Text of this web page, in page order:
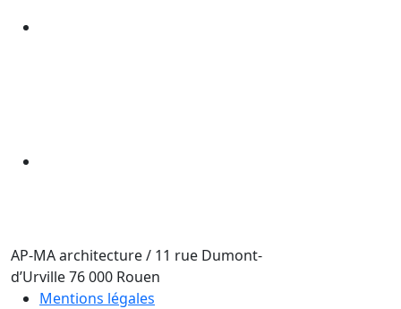
AP-MA architecture/ 11 rue Dumont-
d’Urville76 000 Rouen
Mentions légales